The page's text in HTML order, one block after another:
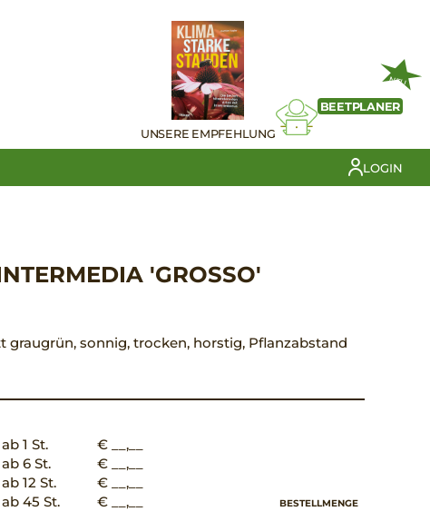
UNSERE EMPFEHLUNG
NEU
BEETPLANER
LOGIN
'GROSSO'
graugrün, sonnig, trocken, horstig, Pflanzabstand
ab 1 St.
€ __,__
ab 6 St.
€ __,__
ab 12 St.
€ __,__
ab 45 St.
€ __,__ BESTELLMENGE